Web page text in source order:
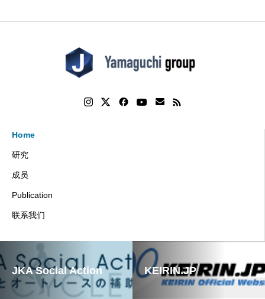
Home
研究
成员
Publication
联系我们
JKA Social Action KEIRIN.JP